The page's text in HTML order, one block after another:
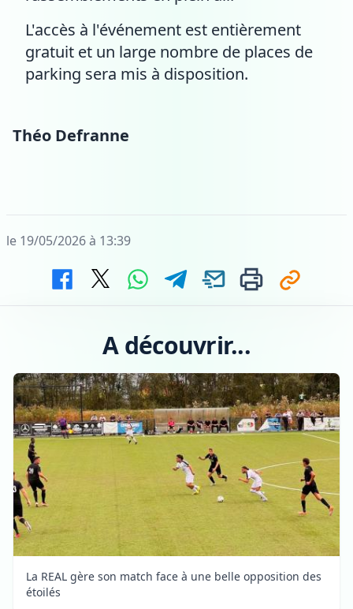
L'accès à l'événement est entièrement
gratuit et un large nombre de places de
parking sera mis à disposition.
Théo Defranne
le 19/05/2026 à 13:39
A découvrir...
La REAL gère son match face à une belle opposition des
étoilés